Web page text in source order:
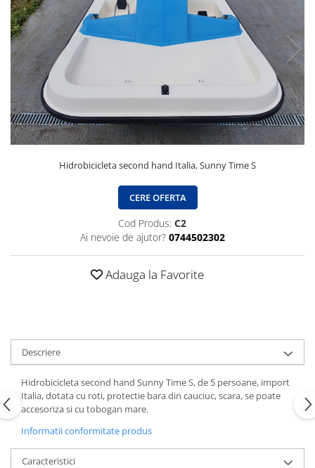
Hidrobicicleta second hand Italia, Sunny Time S
CERE OFERTA
Cod Produs: C2
Ai nevoie de ajutor? 0744502302
Adauga la Favorite
Descriere
Hidrobicicleta second hand Sunny Time S, de 5 persoane, import
Italia, dotata cu roti, protectie bara din cauciuc, scara, se poate
accesoriza si cu tobogan mare.
Informatii conformitate produs
Caracteristici